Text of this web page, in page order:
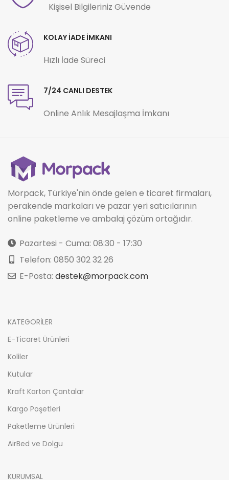
Kişisel Bilgileriniz Güvende
KOLAY İADE İMKANI
Hızlı İade Süreci
7/24 CANLI DESTEK
Online Anlık Mesajlaşma İmkanı
Morpack, Türkiye'nin önde gelen e ticaret firmaları,
perakende markaları ve pazar yeri satıcılarının
online paketleme ve ambalaj çözüm ortağıdır.
Pazartesi - Cuma: 08:30 - 17:30
Telefon: 0850 302 32 26
E-Posta: destek@morpack.com
KATEGORİLER
E-Ticaret Ürünleri
Koliler
Kutular
Kraft Karton Çantalar
Kargo Poşetleri
Paketleme Ürünleri
AirBed ve Dolgu
KURUMSAL